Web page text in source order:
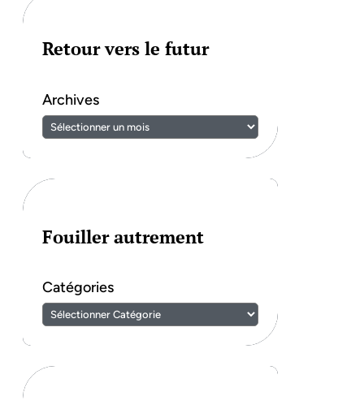
Retour vers le futur
Archives
Fouiller autrement
Catégories